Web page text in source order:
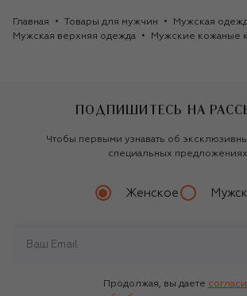
Главная Товары для мужчин
Мужская
Мужская верхняя одежда
Мужские кожаные
ПОДПИШИТЕСЬ НА
Чтобы первыми узнавать об
специальных предложениях
Женское
Продолжая, вы даете